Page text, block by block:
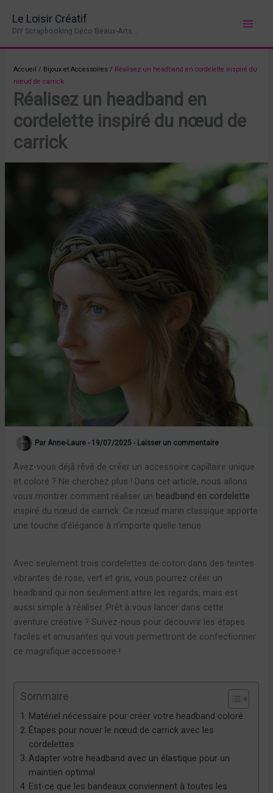
contenu
Le Loisir Créatif
DIY Scrapbooking Déco Beaux-Arts...
Accueil / Bijoux et Accessoires / Réalisez un headband en cordelette inspiré du
nœud de carrick
Réalisez un headband en
cordelette inspiré du nœud de
carrick
Par Anne-Laure- 19/07/2025- Laisser un commentaire
Avez-vous déjà rêvé de créer un accessoire capillaire unique
et coloré ? Ne cherchez plus ! Dans cet article, nous allons
vous montrer comment réaliser un headband en cordelette
inspiré du nœud de carrick. Ce nœud marin classique apporte
une touche d’élégance à n’importe quelle tenue.
Avec seulement trois cordelettes de coton dans des teintes
vibrantes de rose, vert et gris, vous pourrez créer un
headband qui non seulement attire les regards, mais est
aussi simple à réaliser. Prêt à vous lancer dans cette
aventure créative ? Suivez-nous pour découvrir les étapes
faciles et amusantes qui vous permettront de confectionner
ce magnifique accessoire !
Sommaire
Matériel nécessaire pour créer votre headband coloré
Étapes pour nouer le nœud de carrick avec les
cordelettes
Adapter votre headband avec un élastique pour un
maintien optimal
Est-ce que les bandeaux conviennent à toutes les